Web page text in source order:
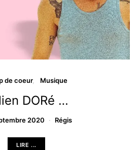
de coeur Musique
DORé …
2020 Régis
LIRE ...